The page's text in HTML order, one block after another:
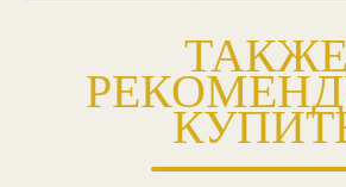
ТАКЖЕ